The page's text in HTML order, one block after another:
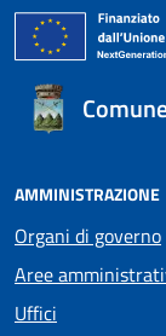
AMMINISTRAZIONE
Organi di governo
Aree
Uffici